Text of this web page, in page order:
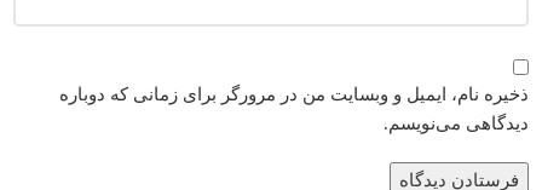
ذخیره نام، ایمیل و وبسایت من در مرورگر برای زمانی که دوباره
دیدگاهی می‌نویسم.